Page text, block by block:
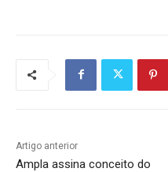
Artigo anterior
Ampla assina conceito do